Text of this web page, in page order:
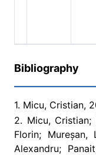
Bibliography
1. Micu, Cristian,
2. Micu, Cristian;
Florin; Mureșan,
Alexandru;